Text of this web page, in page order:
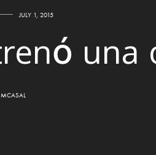
JULY 1, 2015
una
MCASAL